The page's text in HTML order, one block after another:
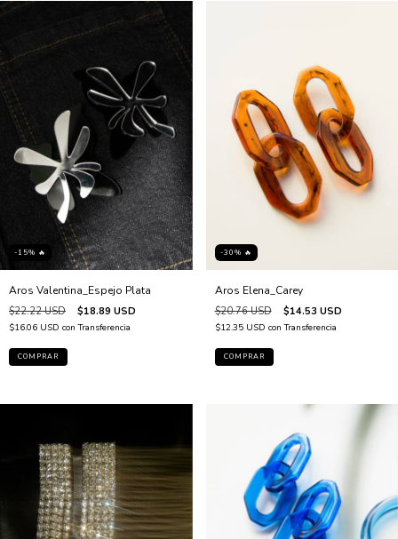
-15% 🔥
Aros Valentina_Espejo Plata
$22.22 USD $18.89 USD
$16.06 USD con Transferencia
-30% 🔥
Aros Elena_Carey
$20.76 USD $14.53 USD
$12.35 USD con Transferencia